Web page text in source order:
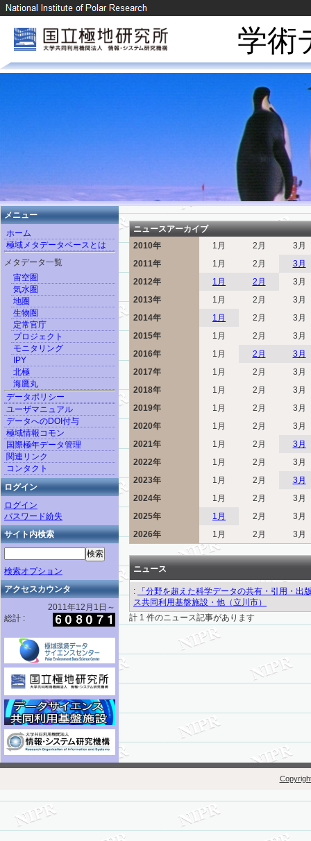
学術
メニュー
ホーム
極域メタデータベースとは
メタデータ一覧
宙空圏
気水圏
地圏
生物圏
定常官庁
プロジェクト
モニタリング
IPY
北極
海鷹丸
データポリシー
ユーザマニュアル
データへのDOI付与
極域情報コモン
国際極年データ管理
関連リンク
コンタクト
ログイン
ログイン
パスワード紛失
サイト内検索
検索オプション
アクセスカウンタ
2011年12月1日～
総計 :
ニュースアーカイブ
2010年
1月 2月
3月
2011年
1月 2月
3月
2012年
1月 2月
3月
2013年
1月 2月
3月
2014年
1月 2月
3月
2015年
1月 2月
3月
2016年
1月 2月
3月
2017年
1月 2月
3月
2018年
1月 2月
3月
2019年
1月 2月
3月
2020年
1月 2月
3月
2021年
1月 2月
3月
2022年
1月 2月
3月
2023年
1月 2月
3月
2024年
1月 2月
3月
2025年
1月 2月
3月
2026年
1月 2月 3月
ニュース
:
「分野を超えた科学データの共有・引用・
ス共同利用基盤施設・他（立川市）
計 1 件のニュース記事があります